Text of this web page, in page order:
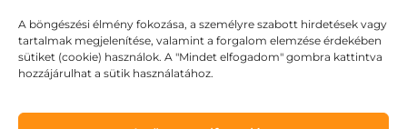
A böngészési élmény fokozása, a személyre szabott hirdetések vagy
tartalmak megjelenítése, valamint a forgalom elemzése érdekében
sütiket (cookie) használok. A "Mindet elfogadom" gombra kattintva
hozzájárulhat a sütik használatához.
ELFOGADOM AZ ADATKEZELÉSI TÁJÉKOZTATÓT.